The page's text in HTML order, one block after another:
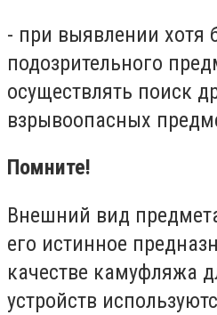
- при выявлении хотя
подозрительного
осуществлять поиск
взрывоопасных
Помните!
Внешний вид
его истинное
качестве камуфляжа
устройств